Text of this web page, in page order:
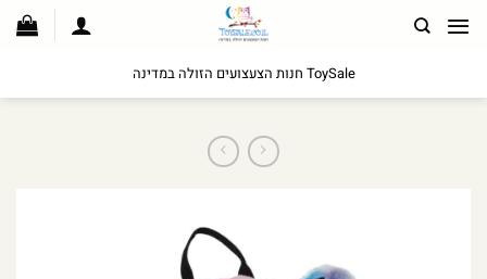
לתוכן
ToySale חנות הצעצועים הזולה במדינה